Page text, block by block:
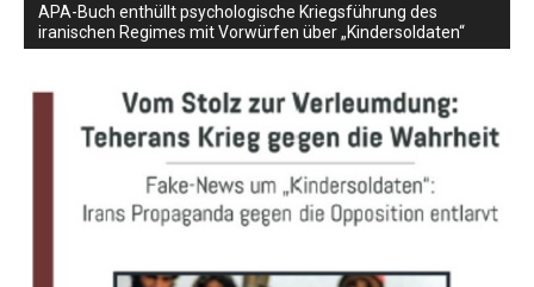
APA-Buch enthüllt psychologische Kriegsführung des
iranischen Regimes mit Vorwürfen über „Kindersoldaten“